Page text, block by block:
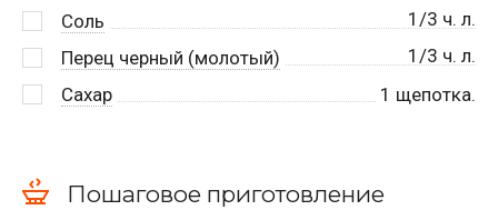
Соль
1/3 ч. л.
Перец черный (молотый)
1/3 ч. л.
Сахар
1 щепотка.
Пошаговое приготовление